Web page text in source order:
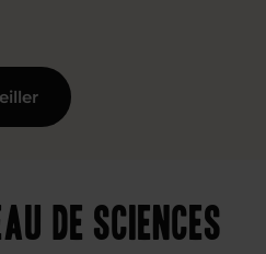
de sciences